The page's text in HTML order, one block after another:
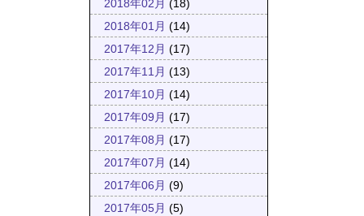
2018年02月 (18)
2018年01月 (14)
2017年12月 (17)
2017年11月 (13)
2017年10月 (14)
2017年09月 (17)
2017年08月 (17)
2017年07月 (14)
2017年06月 (9)
2017年05月 (5)